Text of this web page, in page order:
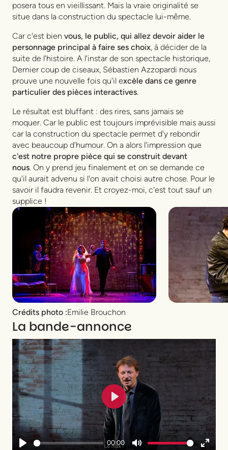
posera tous en vieillissant. Mais la vraie originalité se
situe dans la construction du spectacle lui-même.
Car c'est bien vous, le public, qui allez devoir aider le
personnage principal à faire ses choix, à décider de la
suite de l'histoire. A l'instar de son spectacle historique,
Dernier coup de ciseaux, Sébastien Azzopardi nous
prouve une nouvelle fois qu'il excèle dans ce genre
particulier des pièces interactives.
Le résultat est bluffant : des rires, sans jamais se
moquer. Car le public est toujours imprévisible mais aussi
car la construction du spectacle permet d'y rebondir
avec beaucoup d'humour. On a alors l'impression que
c'est notre propre pièce qui se construit devant
nous. On y prend jeu finalement et on se demande ce
qu'il aurait advenu si l'on avait choisi autre chose. Pour le
savoir il faudra revenir. Et croyez-moi, c'est tout sauf un
supplice !
Crédits photo :Emilie Brouchon
La bande-annonce
00:00
Play